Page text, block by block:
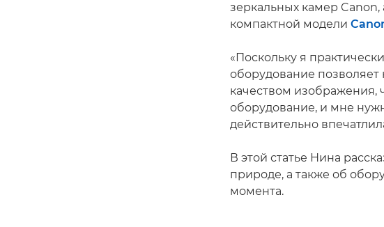
зеркальных камер
компактной модели
«Поскольку я
оборудование позволяет
качеством изображения,
оборудование, и мне
действительно
В этой статье Нина
природе, а также об
момента.